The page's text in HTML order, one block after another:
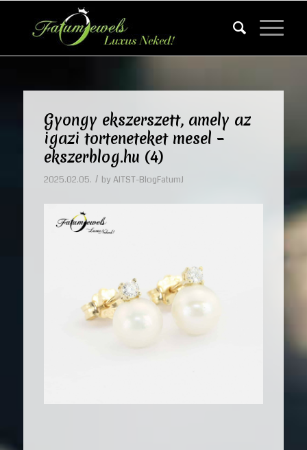
Gyongy ekszerszett, amely az
igazi torteneteket mesel –
ekszerblog.hu (4)
2025.02.05. / by AITST-BlogFatumJ